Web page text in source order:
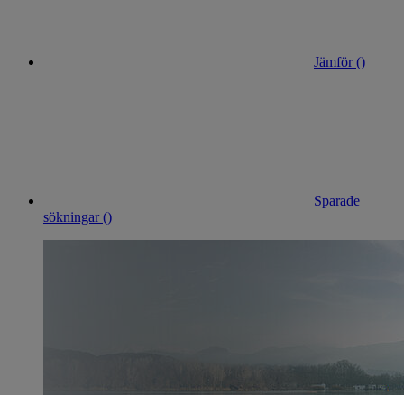
Jämför ()
Sparade
sökningar ()